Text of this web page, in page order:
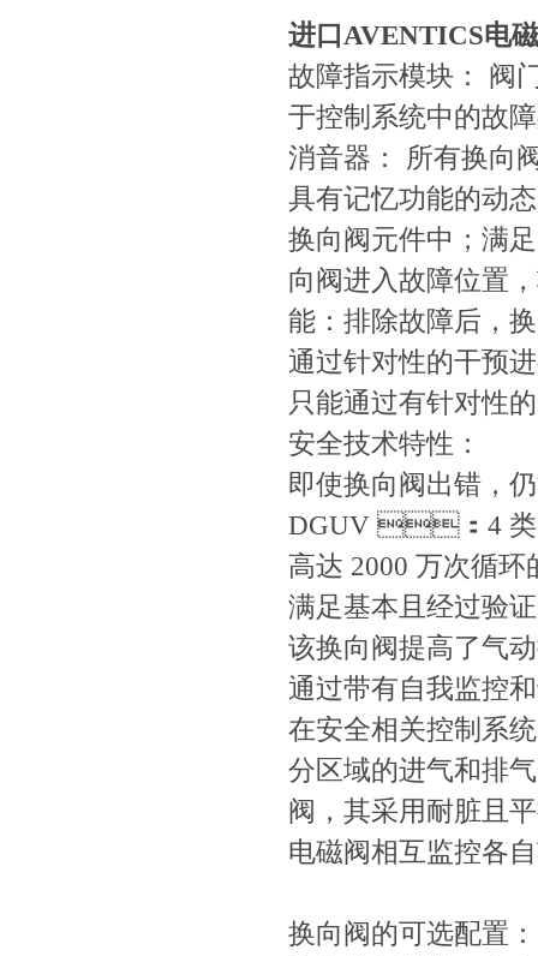
进口AVENTICS电
故障指示模块：
于控制系统中的故障
消音器： 所有换向
具有记忆功能的动态
换向阀元件中；满
向阀进入故障位置
能：排除故障后
通过针对性的干预进
只能通过有针对性
安全技术特性：
即使换向阀出错
DGUV ：4 类（
高达 2000 万次循环
满足基本且经过验
该换向阀提高了气
通过带有自我监控
在安全相关控制系统
分区域的进气和排气
阀，其采用耐脏
电磁阀相互监控各自
换向阀的可选配置：